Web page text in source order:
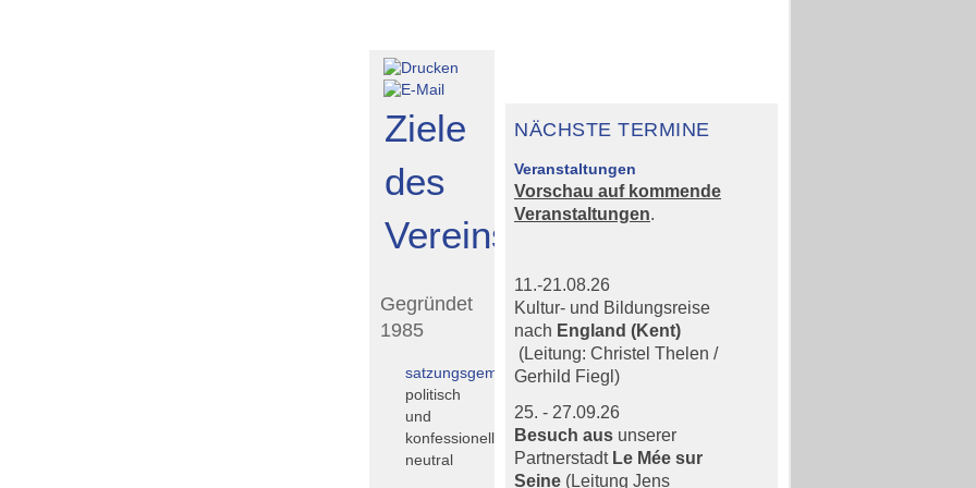
NÄCHSTE TERMINE
Veranstaltungen
Vorschau auf kommende
Veranstaltungen.
11.-21.08.26
Kultur- und Bildungsreise
nach England (Kent)
(Leitung: Christel Thelen /
Gerhild Fiegl)
25. - 27.09.26
Besuch aus unserer
Partnerstadt Le Mée sur
Seine (Leitung Jens
Ziele
des
Vereins
Gegründet
1985
satzungsgemäß
politisch
und
konfessionell
neutral